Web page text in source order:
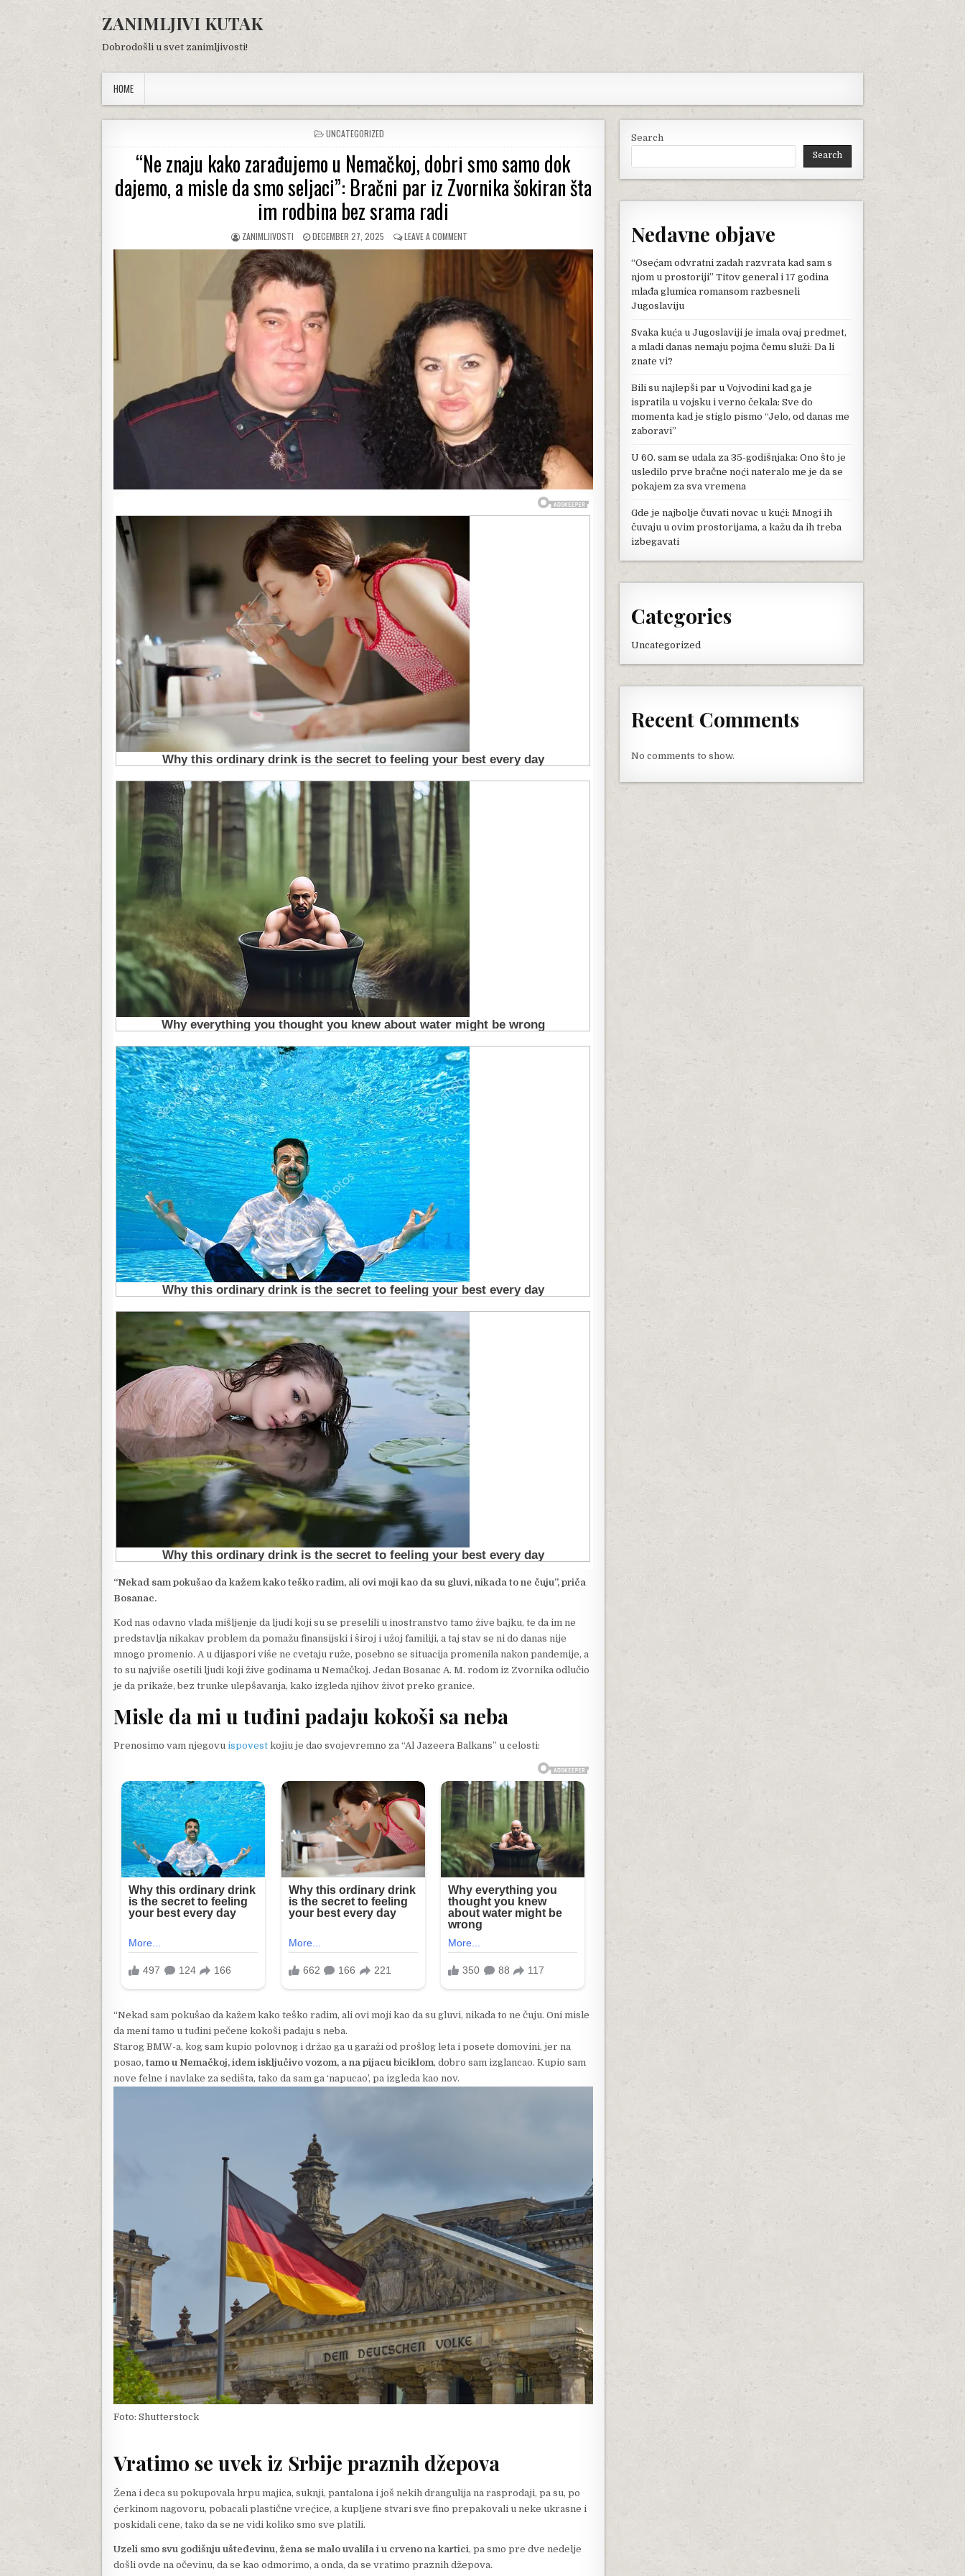
content
ZANIMLJIVI KUTAK
Dobrodošli u svet zanimljivosti!
HOME
POSTED
IN
UNCATEGORIZED
“Ne znaju kako zarađujemo u Nemačkoj, dobri smo samo dok
dajemo, a misle da smo seljaci”: Bračni par iz Zvornika šokiran šta
im rodbina bez srama radi
AUTHOR:
ZANIMLJIVOSTI
PUBLISHED
DATE:
DECEMBER 27, 2025 LEAVE A COMMENT
“NE
KAKO
ZARAĐUJEMO
NEMAČKOJ,
DOBRI
SMO
SAMO
DOK
DAJEMO,
A
MISLE
DA
SMO
SELJACI”:
BRAČNI
PAR
IZ
ZVORNIKA
ŠOKIRAN
IM
“Nekad sam pokušao da kažem kako teško radim, ali ovi moji kao da su gluvi, nikada to ne čuju”, priča
Bosanac.
Kod nas odavno vlada mišljenje da ljudi koji su se preselili u inostranstvo tamo žive bajku, te da im ne
predstavlja nikakav problem da pomažu finansijski i široj i užoj familiji, a taj stav se ni do danas nije
mnogo promenio. A u dijaspori više ne cvetaju ruže, posebno se situacija promenila nakon pandemije, a
to su najviše osetili ljudi koji žive godinama u Nemačkoj. Jedan Bosanac A. M. rodom iz Zvornika odlučio
je da prikaže, bez trunke ulepšavanja, kako izgleda njihov život preko granice.
Misle da mi u tuđini padaju kokoši sa neba
Prenosimo vam njegovu ispovest kojiu je dao svojevremno za “Al Jazeera Balkans” u celosti:
“Nekad sam pokušao da kažem kako teško radim, ali ovi moji kao da su gluvi, nikada to ne čuju. Oni misle
da meni tamo u tuđini pečene kokoši padaju s neba.
Starog BMW-a, kog sam kupio polovnog i držao ga u garaži od prošlog leta i posete domovini, jer na
posao,tamo u Nemačkoj, idem isključivo vozom, a na pijacu biciklom, dobro sam izglancao. Kupio sam
nove felne i navlake za sedišta, tako da sam ga ‘napucao’, pa izgleda kao nov.
Foto: Shutterstock
Vratimo se uvek iz Srbije praznih džepova
Žena i deca su pokupovala hrpu majica, suknji, pantalona i još nekih drangulija na rasprodaji, pa su, po
ćerkinom nagovoru, pobacali plastične vrećice, a kupljene stvari sve fino prepakovali u neke ukrasne i
poskidali cene, tako da se ne vidi koliko smo sve platili.
Uzeli smo svu godišnju ušteđevinu, žena se malo uvalila i u crveno na kartici, pa smo pre dve nedelje
došli ovde na očevinu, da se kao odmorimo, a onda, da se vratimo praznih džepova.
Search
Search
Nedavne objave
“Osećam odvratni zadah razvrata kad sam s
njom u prostoriji” Titov general i 17 godina
mlađa glumica romansom razbesneli
Jugoslaviju
Svaka kuća u Jugoslaviji je imala ovaj predmet,
a mladi danas nemaju pojma čemu služi: Da li
znate vi?
Bili su najlepši par u Vojvodini kad ga je
ispratila u vojsku i verno čekala: Sve do
momenta kad je stiglo pismo “Jelo, od danas me
zaboravi”
U 60. sam se udala za 35-godišnjaka: Ono što je
usledilo prve bračne noći nateralo me je da se
pokajem za sva vremena
Gde je najbolje čuvati novac u kući: Mnogi ih
čuvaju u ovim prostorijama, a kažu da ih treba
izbegavati
Categories
Uncategorized
Recent Comments
No comments to show.